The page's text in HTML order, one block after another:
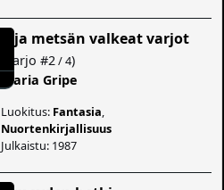
...ja metsän valkeat varjot
Varjo #2 / 4)
Maria Gripe
Luokitus: Fantasia
Nuortenkirjallisuus
Julkaistu: 1987